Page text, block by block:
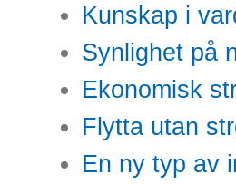
Kunskap i
Synlighet på
Ekonomisk
Flytta utan
En ny typ av